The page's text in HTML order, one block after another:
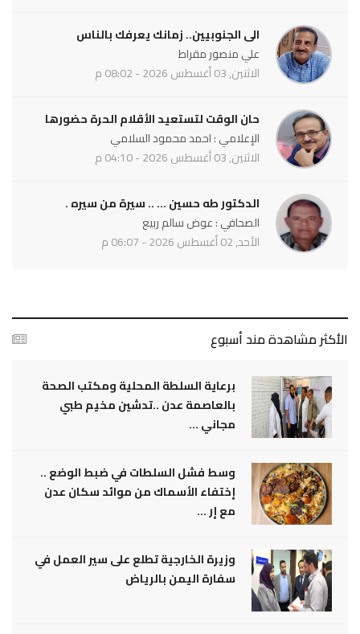
الى الجنوبيين.. زمانك يعرفك بالناس
علي منصور مقراط
الاثنين, 03 أغسطس 2026 - 08:02 م
حان الوقت لتستعيد الأقلام الحرة حضورها
الإعلامي : احمد محمود السلامي
الاثنين, 03 أغسطس 2026 - 04:10 م
الدكتور طه حسين ... .. سيرة من سيره .
الصحافي : عوض سالم ربيع
الأحد, 02 أغسطس 2026 - 06:07 م
الأكثر مشاهدة مند أسبوع
برعاية السلطة المحلية ومكتب الصحة
بالعاصمة عدن ..تدشين مخيم طبي
مجاني ...
وسط فشل السلطات في ضبط الوضع ..
إختفاء الأسماك من موائد سكان عدن
مع إر ...
وزيرة الخارجية تطلع على سير العمل في
سفارة اليمن بالرياض